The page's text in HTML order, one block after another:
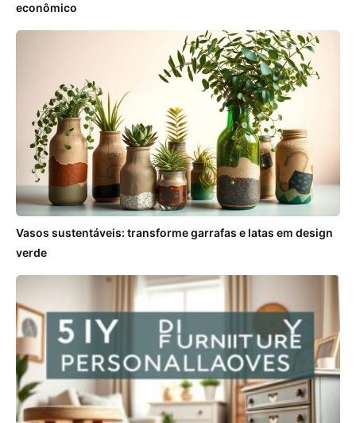
econômico
Vasos sustentáveis: transforme garrafas e latas em design
verde